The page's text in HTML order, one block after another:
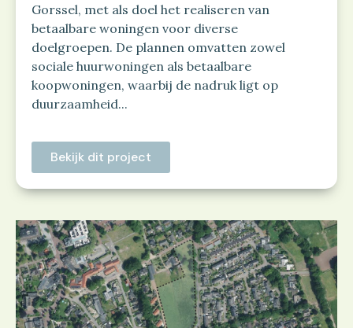
Gorssel, met als doel het realiseren van
betaalbare woningen voor diverse
doelgroepen. De plannen omvatten zowel
sociale huurwoningen als betaalbare
koopwoningen, waarbij de nadruk ligt op
duurzaamheid...
Bekijk dit project